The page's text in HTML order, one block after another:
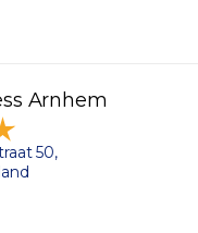
Arnhem
50,